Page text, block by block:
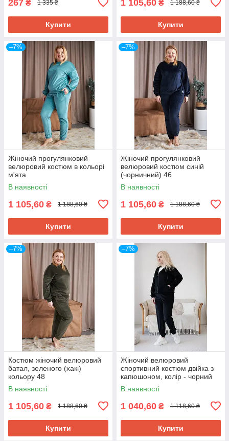
267 ₴ 1 335 ₴
Купити
1 105,60 ₴ 1 188,60 ₴
Купити
–7%
Жіночий прогулянковий
велюровий костюм в кольорі
м'ята
В наявності
1 105,60 ₴ 1 188,60 ₴
Купити
–7%
Жіночий прогулянковий
велюровий костюм синій
(чорничний) 46
В наявності
1 105,60 ₴ 1 188,60 ₴
Купити
–7%
Костюм жіночий велюровий
батал, зеленого (хакі)
кольору 48
В наявності
1 105,60 ₴ 1 188,60 ₴
Купити
–7%
Жіночий велюровий
спортивний костюм двійка з
капюшоном, колір - чорний
48
В наявності
1 040,60 ₴ 1 118,60 ₴
Купити